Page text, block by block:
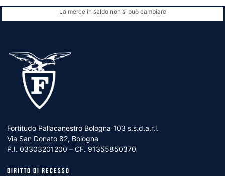
La merce in saldo non si può cambiare
Fortitudo Pallacanestro Bologna 103 s.s.d.a.r.l.
Via San Donato 82, Bologna
P.I. 03303201200 – CF. 91355850370
Diritto di recesso